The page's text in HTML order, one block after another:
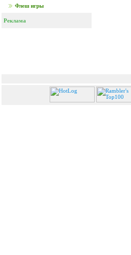
Флеш игры
Реклама